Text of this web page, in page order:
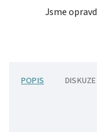
Jsme
POPIS DISKUZE